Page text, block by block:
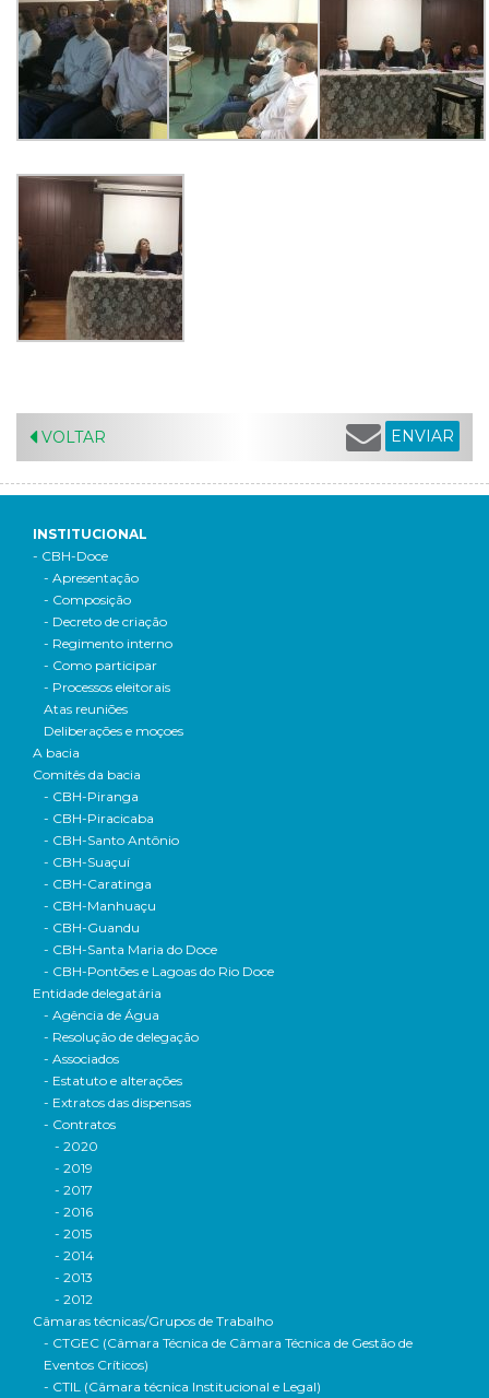
VOLTAR ENVIAR
INSTITUCIONAL
- CBH-Doce
- Apresentação
- Composição
- Decreto de criação
- Regimento interno
- Como participar
- Processos eleitorais
Atas reuniões
Deliberações e moçoes
A bacia
Comitês da bacia
- CBH-Piranga
- CBH-Piracicaba
- CBH-Santo Antônio
- CBH-Suaçuí
- CBH-Caratinga
- CBH-Manhuaçu
- CBH-Guandu
- CBH-Santa Maria do Doce
- CBH-Pontões e Lagoas do Rio Doce
Entidade delegatária
- Agência de Água
- Resolução de delegação
- Associados
- Estatuto e alterações
- Extratos das dispensas
- Contratos
- 2020
- 2019
- 2017
- 2016
- 2015
- 2014
- 2013
- 2012
Câmaras técnicas/Grupos de Trabalho
- CTGEC (Câmara Técnica de Câmara Técnica de Gestão de
Eventos Críticos)
- CTIL (Câmara técnica Institucional e Legal)